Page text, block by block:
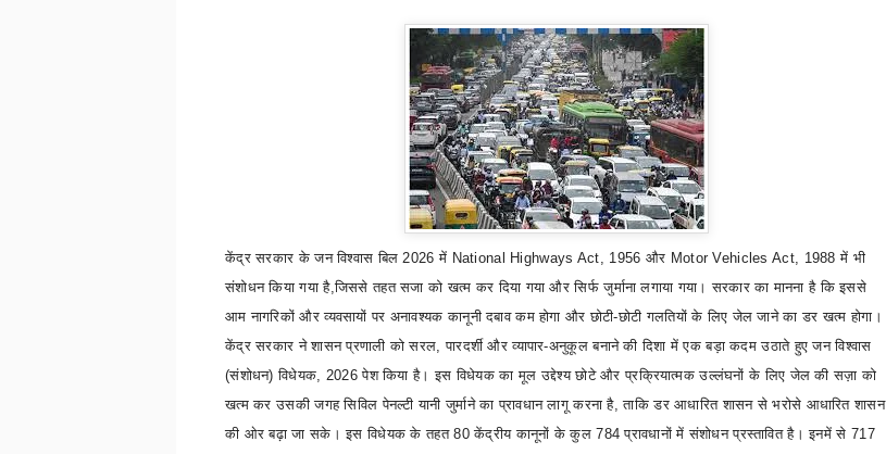
केंद्र सरकार के जन विश्वास बिल2026में National Highways Act, 1956 और Motor Vehicles Act, 1988में भी
संशोधन किया गया है,जिससे तहत सजा को खत्म कर दिया गया और सिर्फ जुर्माना लगाया गया। सरकार का मानना है कि इससे
आम नागरिकों और व्यवसायों पर अनावश्यक कानूनी दबाव कम होगा और छोटी-छोटी गलतियों के लिए जेल जाने का डर खत्म होगा।
केंद्र सरकार ने शासन प्रणाली को सरल,पारदर्शी और व्यापार-अनुकूल बनाने की दिशा में एक बड़ा कदम उठाते हुए जन विश्वास
(संशोधन) विधेयक, 2026पेश किया है। इस विधेयक का मूल उद्देश्य छोटे और प्रक्रियात्मक उल्लंघनों के लिए जेल की सज़ा को
खत्म कर उसकी जगह सिविल पेनल्टी यानी जुर्माने का प्रावधान लागू करना है,ताकि डर आधारित शासन से भरोसे आधारित शासन
की ओर बढ़ा जा सके। इस विधेयक के तहत80केंद्रीय कानूनों के कुल784प्रावधानों में संशोधन प्रस्तावित है। इनमें से 717